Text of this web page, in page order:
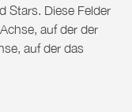
Stars. Diese Felder
auf der der
auf der das